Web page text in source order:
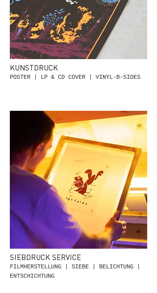
KUNSTDRUCK
POSTER | LP & CD COVER | VINYL-B-SIDES
SIEBDRUCK SERVICE
FILMHERSTELLUNG | SIEBE | BELICHTUNG |
ENTSCHICHTUNG